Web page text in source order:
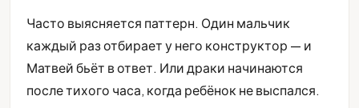
Часто выясняется паттерн. Один мальчик
каждый раз отбирает у него конструктор — и
Матвей бьёт в ответ. Или драки начинаются
после тихого часа, когда ребёнок не выспался.